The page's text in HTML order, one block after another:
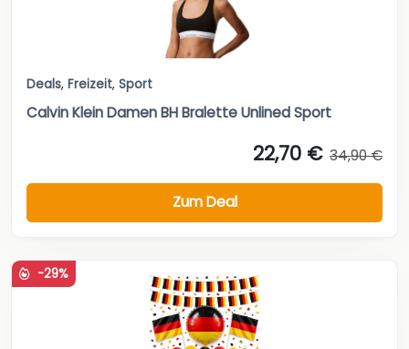
Deals, Freizeit, Sport
Calvin Klein Damen BH Bralette Unlined Sport
22,70 € 34,90 €
Zum Deal
-29%